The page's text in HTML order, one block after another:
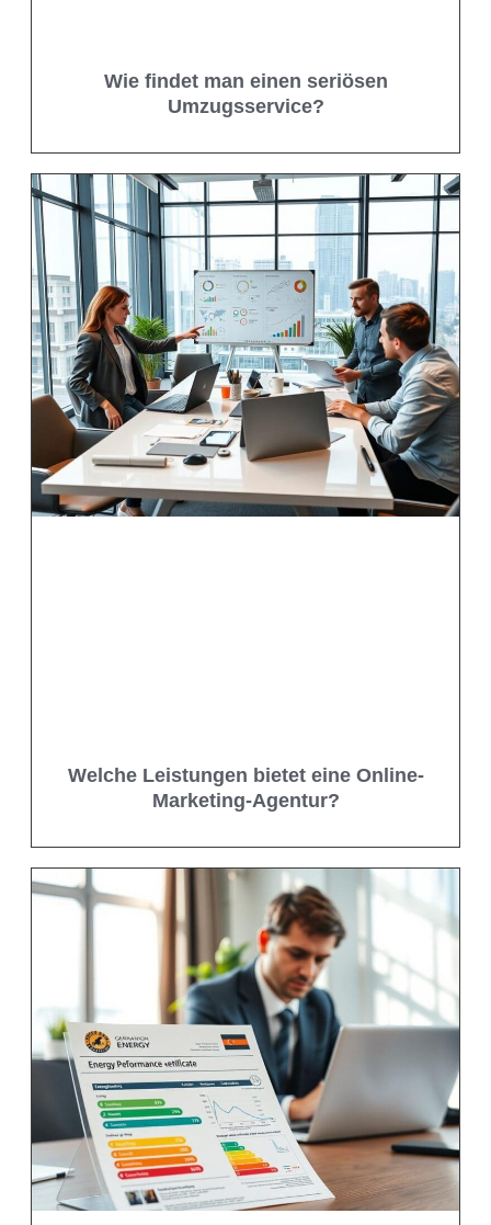
Wie findet man einen seriösen
Umzugsservice?
Welche Leistungen bietet eine Online-
Marketing-Agentur?